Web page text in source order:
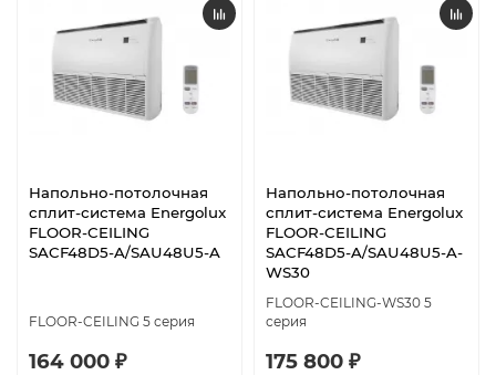
Напольно-потолочная
сплит-система Energolux
FLOOR-CEILING
SACF48D5-A/SAU48U5-A
FLOOR-CEILING 5 серия
164 000 ₽
Напольно-потолочная
сплит-система Energolux
FLOOR-CEILING
SACF48D5-A/SAU48U5-A-
WS30
FLOOR-CEILING-WS30 5
серия
175 800 ₽